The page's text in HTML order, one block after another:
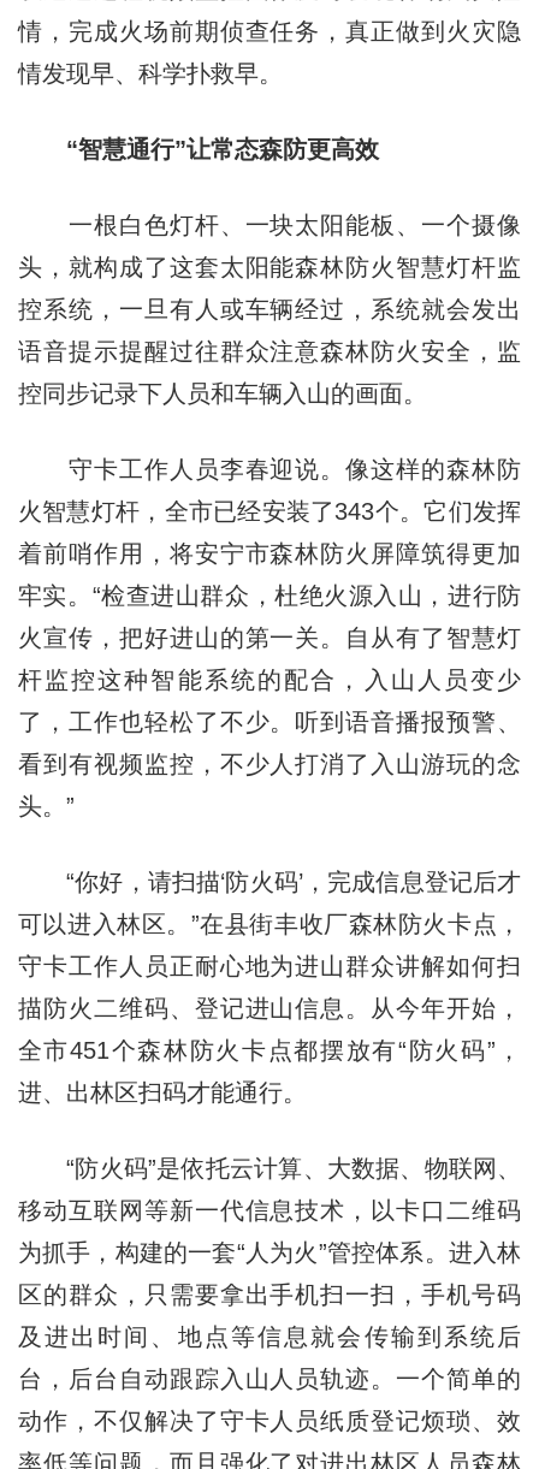
情，完成火场前期侦查任务，真正做到火灾隐
情发现早、科学扑救早。
“智慧通行”让常态森防更高效
一根白色灯杆、一块太阳能板、一个摄像
头，就构成了这套太阳能森林防火智慧灯杆监
控系统，一旦有人或车辆经过，系统就会发出
语音提示提醒过往群众注意森林防火安全，监
控同步记录下人员和车辆入山的画面。
守卡工作人员李春迎说。像这样的森林防
火智慧灯杆，全市已经安装了343个。它们发挥
着前哨作用，将安宁市森林防火屏障筑得更加
牢实。“检查进山群众，杜绝火源入山，进行防
火宣传，把好进山的第一关。自从有了智慧灯
杆监控这种智能系统的配合，入山人员变少
了，工作也轻松了不少。听到语音播报预警、
看到有视频监控，不少人打消了入山游玩的念
头。”
“你好，请扫描‘防火码’，完成信息登记后才
可以进入林区。”在县街丰收厂森林防火卡点，
守卡工作人员正耐心地为进山群众讲解如何扫
描防火二维码、登记进山信息。从今年开始，
全市451个森林防火卡点都摆放有“防火码”，
进、出林区扫码才能通行。
“防火码”是依托云计算、大数据、物联网、
移动互联网等新一代信息技术，以卡口二维码
为抓手，构建的一套“人为火”管控体系。进入林
区的群众，只需要拿出手机扫一扫，手机号码
及进出时间、地点等信息就会传输到系统后
台，后台自动跟踪入山人员轨迹。一个简单的
动作，不仅解决了守卡人员纸质登记烦琐、效
率低等问题，而且强化了对进出林区人员森林